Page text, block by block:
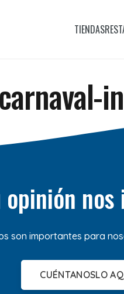
TIENDAS
opinión
son importantes para
CUÉNTANOSLO